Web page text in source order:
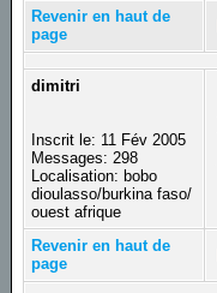
Revenir en haut de
page
dimitri
Inscrit le: 11 Fév 2005
Messages: 298
Localisation: bobo
dioulasso/burkina faso/
ouest afrique
Revenir en haut de
page